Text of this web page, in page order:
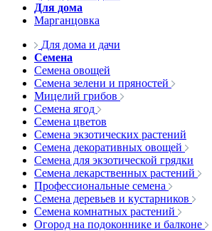
Для дома
Марганцовка
Для дома и дачи
Семена
Семена овощей
Семена зелени и пряностей
Мицелий грибов
Семена ягод
Семена цветов
Семена экзотических растений
Семена декоративных овощей
Семена для экзотической грядки
Семена лекарственных растений
Профессиональные семена
Семена деревьев и кустарников
Семена комнатных растений
Огород на подоконнике и балконе